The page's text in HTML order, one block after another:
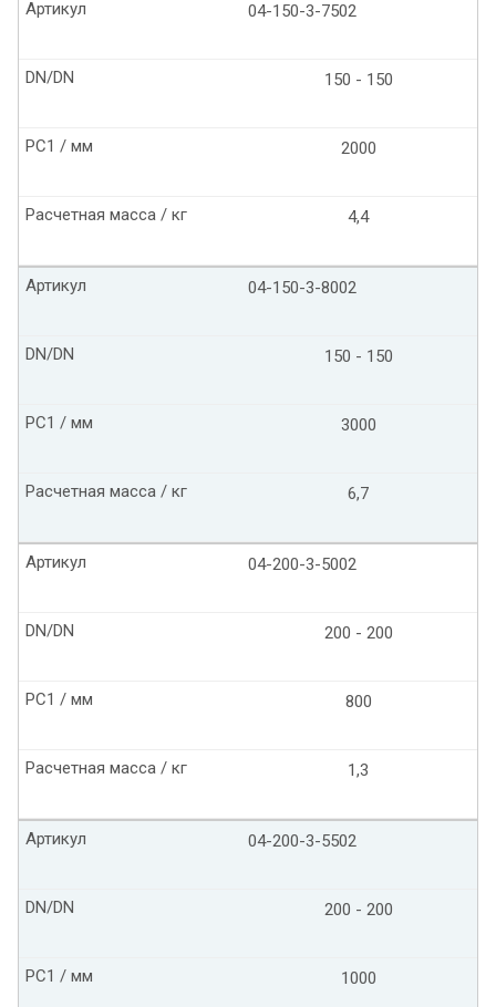
04-150-3-7502
Артикул
150 - 150
DN/DN
2000
PC1 / мм
4,4
Расчетная масса / кг
04-150-3-8002
Артикул
150 - 150
DN/DN
3000
PC1 / мм
6,7
Расчетная масса / кг
04-200-3-5002
Артикул
200 - 200
DN/DN
800
PC1 / мм
1,3
Расчетная масса / кг
04-200-3-5502
Артикул
200 - 200
DN/DN
1000
PC1 / мм